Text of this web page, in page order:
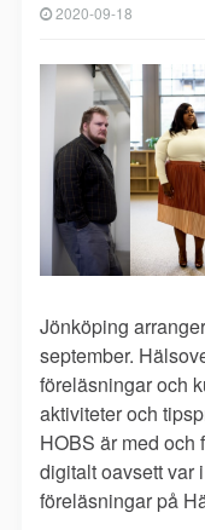
2020-09-18
Jönköping
september.
föreläsningar och
aktiviteter och
HOBS är med och
digitalt oavsett var
föreläsningar på